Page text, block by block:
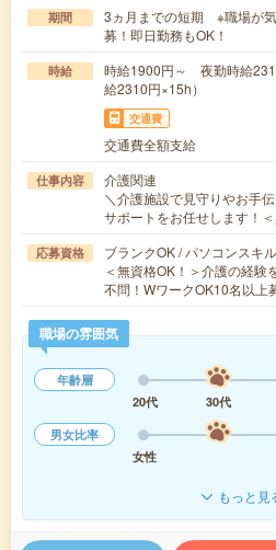
期間
3ヵ月までの短期 ※職場が
募！即日勤務もOK！
時給
時給1900円～ 夜勤時給
給2310円×15h）
交通費
交通費全額支給
仕事内容
介護関連
＼介護施設で見守りやお手
サポートをお任せします！
応募資格
ブランクOK / パソコンスキ
＜無資格OK！＞介護の経験
不問！WワークOK10名以
職場の雰囲気
年齢層
20代
30代
男女比率
女性
もっと見